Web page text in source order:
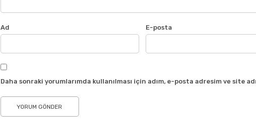
Ad E-posta
Daha sonraki yorumlarımda kullanılması için adım, e-posta adresim ve site